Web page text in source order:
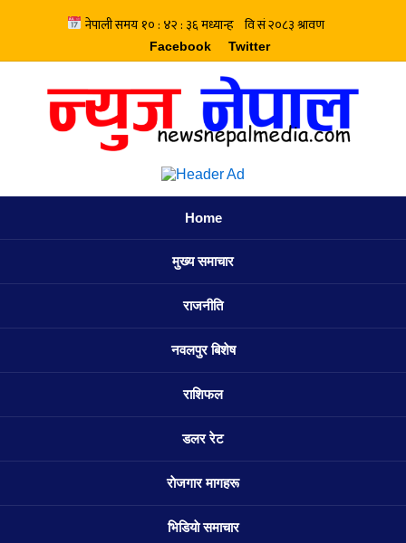
Facebook Twitter
Home
मुख्य समाचार
राजनीति
नवलपुर बिशेष
राशिफल
डलर रेट
राेजगार मागहरू
भिडियाे समाचार